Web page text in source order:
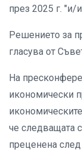
през 2025 г. "и/
Решението за
гласува от
На
икономически
че следващата
преценена